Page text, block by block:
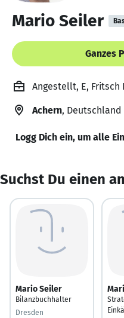
Mario Seiler
Ganzes
Angestellt, E, Fritsch
Achern, Deutschland
Logg Dich ein, um alle
Suchst Du einen
Mario Seiler
Bilanzbuchhalter
Dresden